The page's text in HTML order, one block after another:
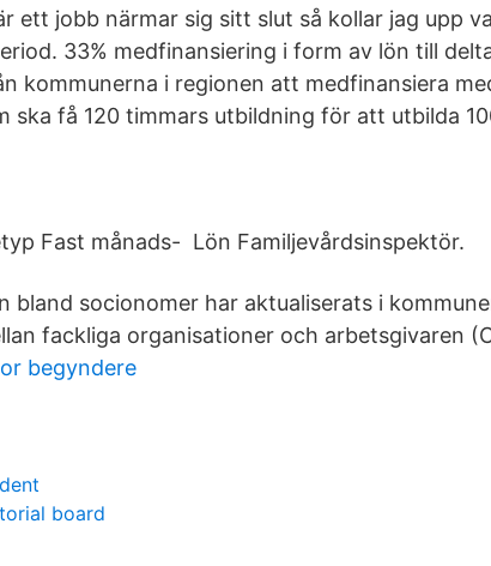
ett jobb närmar sig sitt slut så kollar jag upp
33% medfinansiering i form av lön till
kommunerna i regionen att medfinansiera
ska få 120 timmars utbildning för att utbilda
Fast månads- Lön Familjevårdsinspektör.
bland socionomer har aktualiserats i
fackliga organisationer och arbetsgivaren
begyndere
board